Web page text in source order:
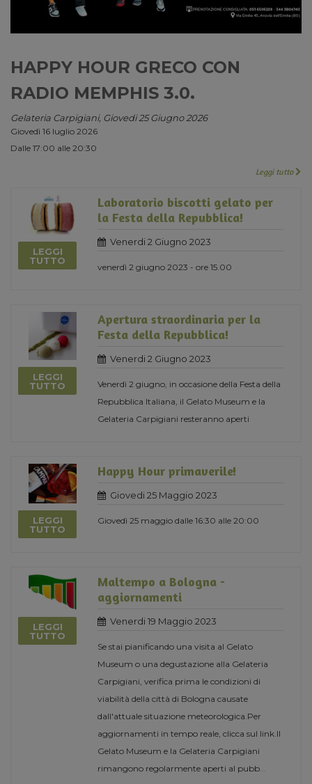
HAPPY HOUR GRECO CON
RADIO MEMPHIS 3.0.
Gelateria Carpigiani, Giovedi 25 Giugno 2026
Giovedì 16 luglio 2026
Dalle 17:00 alle 20:30
Leggi tutto
LEGGI
TUTTO
Laboratorio biscotti gelato per
la Festa della Repubblica!
Venerdi 2 Giugno 2023
venerdì 2 giugno 2023 - ore 15.00
LEGGI
TUTTO
Apertura straordinaria per la
Festa della Repubblica!
Venerdi 2 Giugno 2023
Venerdì 2 giugno, in occasione della Festa della
Repubblica Italiana, il Gelato Museum e la
Gelateria Carpigiani resteranno aperti
LEGGI
TUTTO
Happy Hour primaverile!
Giovedi 25 Maggio 2023
Giovedì 25 maggio dalle 16:30 alle 20:00
LEGGI
TUTTO
Maltempo a Bologna -
aggiornamenti
Venerdi 19 Maggio 2023
Se stai pianificando una visita al Gelato
Museum o una degustazione alla Gelateria
Carpigiani, verifica prima le condizioni di
viabilità della città di Bologna causate
dall'attuale situazione meteorologica.Per
aggiornamenti in tempo reale, clicca sul link.Il
Gelato Museum e la Gelateria Carpigiani
rimangono regolarmente aperti al pubb...